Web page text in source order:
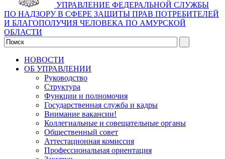
УПРАВЛЕНИЕ ФЕДЕРАЛЬНОЙ СЛУЖБЫ
ПО НАДЗОРУ В СФЕРЕ ЗАЩИТЫ ПРАВ ПОТРЕБИТЕЛЕЙ
И БЛАГОПОЛУЧИЯ ЧЕЛОВЕКА ПО АМУРСКОЙ
ОБЛАСТИ
НОВОСТИ
ОБ УПРАВЛЕНИИ
Руководство
Структура
Функции и полномочия
Государственная служба и кадры
Внимание вакансии!
Коллегиальные и совещательные органы
Общественный совет
Аттестационная комиссия
Профессиональная ориентация